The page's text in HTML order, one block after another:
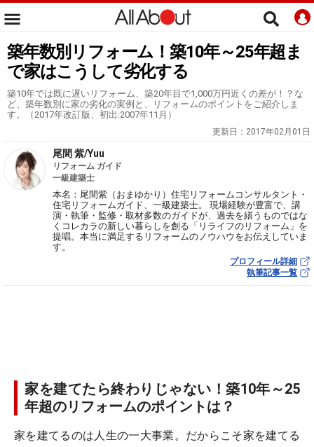
築年数別リフォーム！築10年～25年超ま
で家はこうして劣化する
築10年では既に遅いリフォーム、築20年目で1,000万円近くの差が！？な
ど、築年数別に家の劣化の実例と、リフォームのポイントをご紹介しま
す。（2017年改訂版、初出:2007年11月）
更新日： 2017年02月01日
尾間 紫/Yuu
リフォーム ガイド
一級建築士
本名：尾間紫（おまゆかり）住宅リフォームコンサルタント・
住宅リフォームガイド、一級建築士。 現場経験が豊富で、講
演・執筆・監修・取材多数のガイドが、過去を繕うものではな
くコレカラの新しい暮らしを創る「リライフのリフォーム」を
提唱。本当に満足するリフォームのノウハウをお伝えしていま
す。
プロフィール詳細
執筆記事一覧
家を建てたら終わりじゃない！築10年～25
年超のリフォームのポイントは？
家を建てるのは人生の一大事業。だからこそ家を建てる